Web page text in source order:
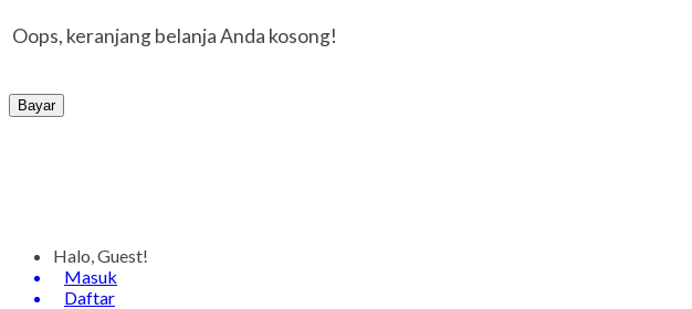
Oops, keranjang belanja Anda kosong!
Bayar
Halo, Guest!
Masuk
Daftar